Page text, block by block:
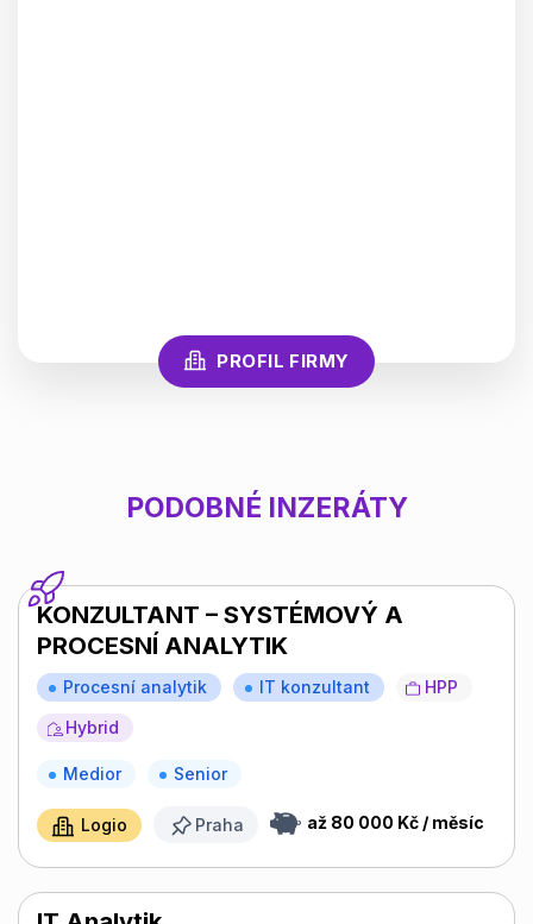
PROFIL FIRMY
PODOBNÉ INZERÁTY
KONZULTANT – SYSTÉMOVÝ A
PROCESNÍ ANALYTIK
Procesní analytik IT konzultant
HPP
Hybrid
Medior Senior
Logio Praha až 80 000 Kč / měsíc